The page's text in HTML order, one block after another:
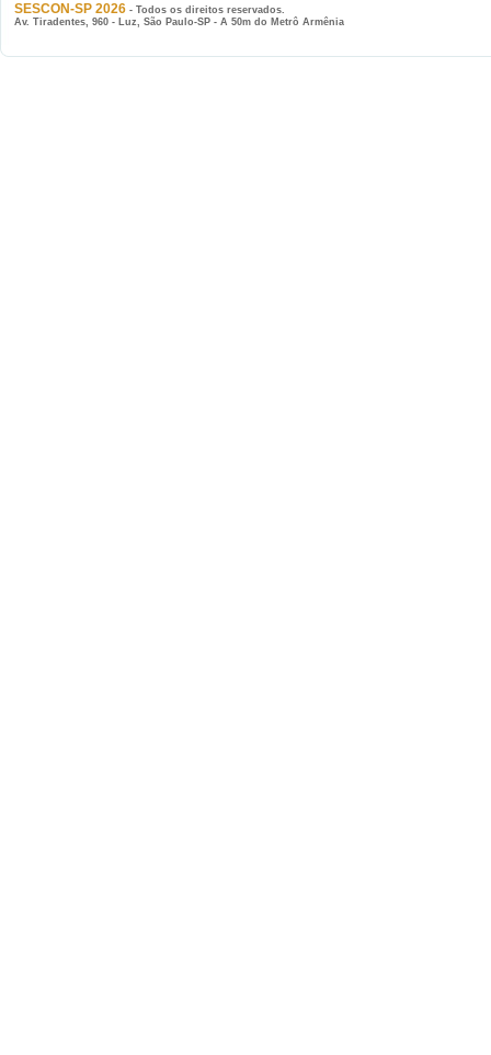
SESCON-SP 2026 - Todos os direitos reservados.
Av. Tiradentes, 960 - Luz, São Paulo-SP - A 50m do Metrô Armênia